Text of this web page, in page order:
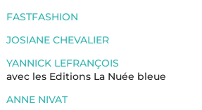
FASTFASHION
JOSIANE CHEVALIER
YANNICK LEFRANÇOIS
avec les Editions La Nuée bleue
ANNE NIVAT